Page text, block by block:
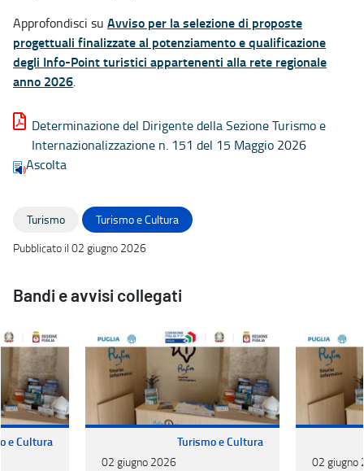
Approfondisci su Avviso per la selezione di proposte
progettuali finalizzate al potenziamento e qualificazione
degli Info-Point turistici appartenenti alla rete regionale
anno 2026.
Determinazione del Dirigente della Sezione Turismo e
Internazionalizzazione n. 151 del 15 Maggio 2026
Ascolta
Turismo
Turismo e Cultura
Pubblicato il 02 giugno 2026
Bandi e avvisi collegati
e Cultura
Turismo e Cultura
02 giugno 2026
02 giugno